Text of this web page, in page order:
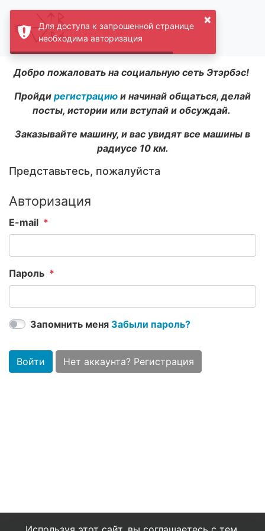
Добро пожаловать на социальную сеть Этэрбэс!
Пройди регистрацию и начинай общаться, делай
посты, истории или вступай и обсуждай.
Заказывайте машину, и вас увидят все машины в
радиусе 10 км.
Представьтесь, пожалуйста
Авторизация
E-mail
Пароль
Запомнить меня Забыли пароль?
Войти Нет аккаунта? Регистрация
×
Для доступа к запрошенной странице
необходима авторизация